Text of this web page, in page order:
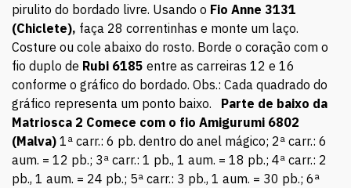
pirulito do bordado livre. Usando o Fio Anne 3131
(Chiclete), faça 28 correntinhas e monte um laço.
Costure ou cole abaixo do rosto. Borde o coração com o
fio duplo de Rubi 6185 entre as carreiras 12 e 16
conforme o gráfico do bordado. Obs.: Cada quadrado do
gráfico representa um ponto baixo. Parte de baixo da
Matriosca 2 Comece com o fio Amigurumi 6802
(Malva) 1ª carr.: 6 pb. dentro do anel mágico; 2ª carr.: 6
aum. = 12 pb.; 3ª carr.: 1 pb., 1 aum. = 18 pb.; 4ª carr.: 2
pb., 1 aum. = 24 pb.; 5ª carr.: 3 pb., 1 aum. = 30 pb.; 6ª